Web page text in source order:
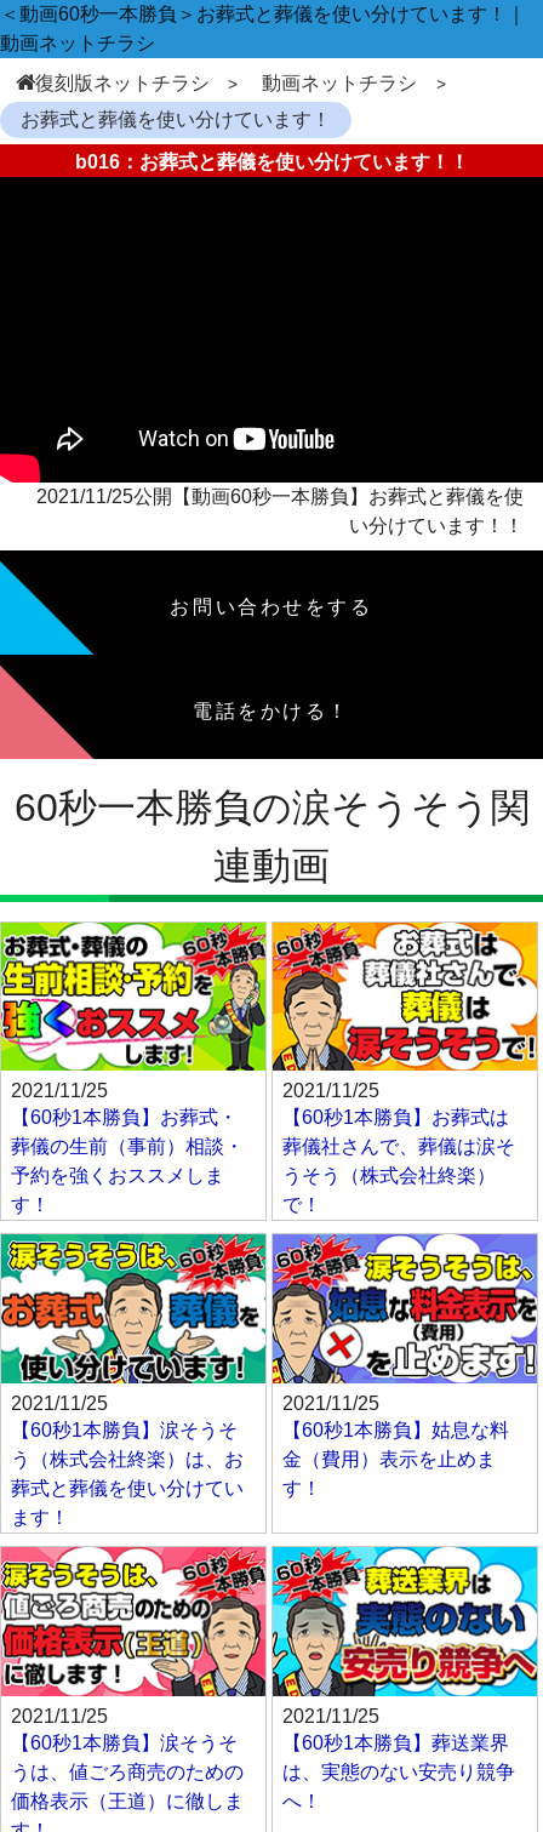
＜動画60秒一本勝負＞お葬式と葬儀を使い分けています！｜
動画ネットチラシ
復刻版ネットチラシ
動画ネットチラシ
お葬式と葬儀を使い分けています！
b016：お葬式と葬儀を使い分けています！！
2021/11/25公開【動画60秒一本勝負】お葬式と葬儀を使
い分けています！！
お問い合わせをする
電話をかける！
60秒一本勝負の涙そうそう関
連動画
2021/11/25
【60秒1本勝負】お葬式・
葬儀の生前（事前）相談・
予約を強くおススメしま
す！
2021/11/25
【60秒1本勝負】お葬式は
葬儀社さんで、葬儀は涙そ
うそう（株式会社終楽）
で！
2021/11/25
【60秒1本勝負】涙そうそ
う（株式会社終楽）は、お
葬式と葬儀を使い分けてい
ます！
2021/11/25
【60秒1本勝負】姑息な料
金（費用）表示を止めま
す！
2021/11/25
【60秒1本勝負】涙そうそ
うは、値ごろ商売のための
価格表示（王道）に徹しま
2021/11/25
【60秒1本勝負】葬送業界
は、実態のない安売り競争
へ！